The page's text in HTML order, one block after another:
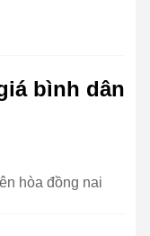
bình dân
hòa đồng nai